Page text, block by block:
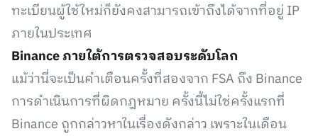
ทะเบียนผู้ใช้ใหม่ก็ยังคงสามารถเข้าถึงได้จากที่อยู่ IP
ภายในประเทศ
Binance ภายใต้การตรวจสอบระดับโลก
แม้ว่านี่จะเป็นคำเตือนครั้งที่สองจาก FSA ถึง Binance
การดำเนินการที่ผิดกฎหมาย ครั้งนี้ไม่ใช่ครั้งแรกที่
Binance ถูกกล่าวหาในเรื่องดังกล่าว เพราะในเดือน